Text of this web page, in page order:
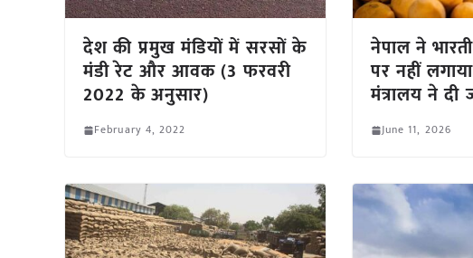
देश की प्रमुख मंडियों में सरसों के
मंडी रेट और आवक (3 फरवरी
2022 के अनुसार)
February 4, 2022
नेपाल ने
पर नहीं
मंत्रालय ने दी
June 11, 2026